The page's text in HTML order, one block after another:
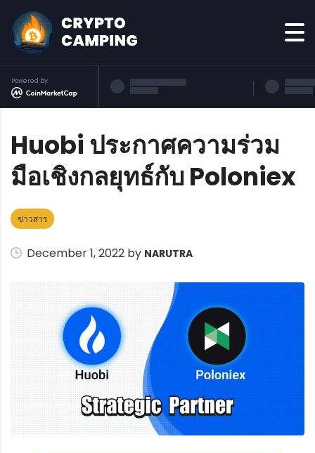
Powered by
Huobi ประกาศความร่วม
มือเชิงกลยุทธ์กับ Poloniex
ข่าวสาร
December 1, 2022 by NARUTRA